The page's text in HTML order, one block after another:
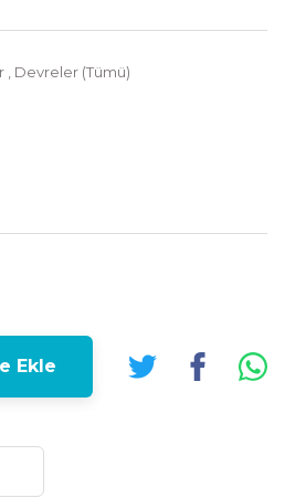
Devreler (Tümü)
Ekle